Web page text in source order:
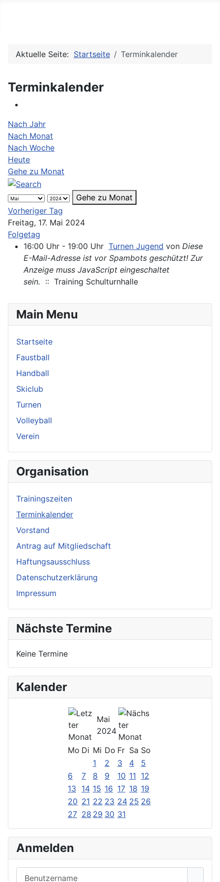
Aktuelle Seite: Startseite Terminkalender
Terminkalender
Nach Jahr
Nach Monat
Nach Woche
Heute
Gehe zu Monat
Gehe zu Monat
Vorheriger Tag
Freitag, 17. Mai 2024
Folgetag
16:00 Uhr - 19:00 Uhr Turnen Jugend von Diese
E-Mail-Adresse ist vor Spambots geschützt! Zur
Anzeige muss JavaScript eingeschaltet
sein. :: Training Schulturnhalle
Main Menu
Startseite
Faustball
Handball
Skiclub
Turnen
Volleyball
Verein
Organisation
Trainingszeiten
Terminkalender
Vorstand
Antrag auf Mitgliedschaft
Haftungsausschluss
Datenschutzerklärung
Impressum
Nächste Termine
Keine Termine
Kalender
Mai
2024
Mo Di Mi Do Fr Sa So
1
2 3 4
5
6
7 8 9 10 11 12
13
14 15 16 17 18 19
20 21 22 23 24 25 26
27 28 29 30 31
Anmelden